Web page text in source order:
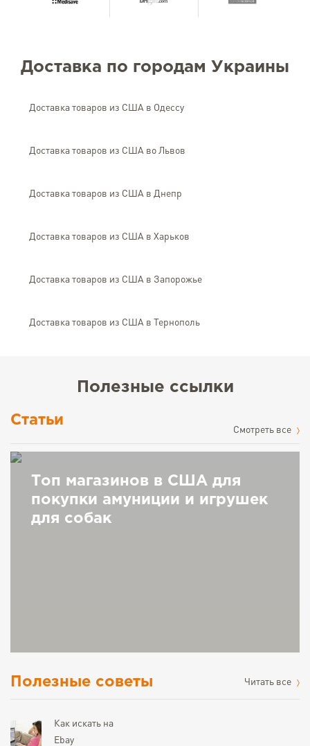
Доставка по городам Украины
Доставка товаров из США в Одессу
Доставка товаров из США во Львов
Доставка товаров из США в Днепр
Доставка товаров из США в Харьков
Доставка товаров из США в Запорожье
Доставка товаров из США в Тернополь
Полезные ссылки
Статьи
Cмотреть все
Топ магазинов в США для
покупки амуниции и игрушек
для собак
Полезные советы Читать все
Как искать на
Ebay